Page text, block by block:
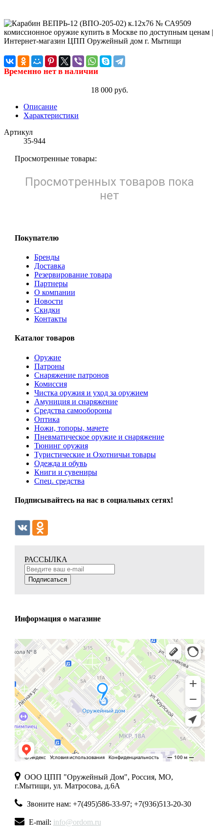
Временно нет в наличии
18 000 руб.
Описание
Характеристики
Артикул
35-944
Просмотренные товары:
Просмотренных товаров пока
нет
Покупателю
Бренды
Доставка
Резервирование товара
Партнеры
О компании
Новости
Скидки
Контакты
Каталог товаров
Оружие
Патроны
Снаряжение патронов
Комиссия
Чистка оружия и уход за оружием
Амуниция и снаряжение
Средства самообороны
Оптика
Ножи, топоры, мачете
Пневматическое оружие и снаряжение
Тюнинг оружия
Туристические и Охотничьи товары
Одежда и обувь
Книги и сувениры
Спец. средства
Подписывайтесь на нас в социальных сетях!
РАССЫЛКА
Подписаться
Информация о магазине
ООО ЦПП "Оружейный Дом", Россия, МО,
г.Мытищи, ул. Матросова, д.6А
Звоните нам: +7(495)586-33-97; +7(936)513-20-30
E-mail: info@ordom.ru